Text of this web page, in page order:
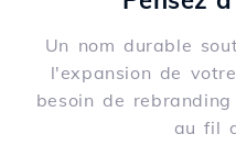
Un nom durable
l'expansion de
besoin de
au fil